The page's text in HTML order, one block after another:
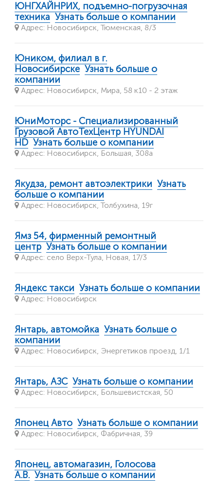
ЮНГХАЙНРИХ, подъемно-погрузочная
техника Узнать больше о компании
Адрес: Новосибирск, Тюменская, 8/3
Юником, филиал в г.
Новосибирске Узнать больше о
компании
Адрес: Новосибирск, Мира, 58 к10 - 2 этаж
ЮниМоторс - Специализированный
Грузовой АвтоТехЦентр HYUNDAI
HD Узнать больше о компании
Адрес: Новосибирск, Большая, 308а
Якудза, ремонт автоэлектрики Узнать
больше о компании
Адрес: Новосибирск, Толбухина, 19г
Ямз 54, фирменный ремонтный
центр Узнать больше о компании
Адрес: село Верх-Тула, Новая, 17/3
Яндекс такси Узнать больше о компании
Адрес: Новосибирск
Янтарь, автомойка Узнать больше о
компании
Адрес: Новосибирск, Энергетиков проезд, 1/1
Янтарь, АЗС Узнать больше о компании
Адрес: Новосибирск, Большевистская, 50
Японец Авто Узнать больше о компании
Адрес: Новосибирск, Фабричная, 39
Японец, автомагазин, Голосова
А.В. Узнать больше о компании